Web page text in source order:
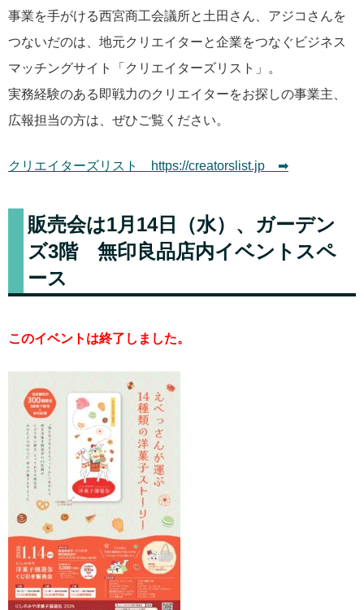
事業を手がける西宮商工会議所と土田さん、アジコさんを
つないだのは、地元クリエイターと企業をつなぐビジネス
マッチングサイト「クリエイターズリスト」。
実務経験のある即戦力のクリエイターをお探しの事業主、
広報担当の方は、ぜひご覧ください。
クリエイターズリスト https://creatorslist.jp ➡
販売会は1月14日（水）、ガーデン
ズ3階 無印良品店内イベントスペ
ース
このイベントは終了しました。